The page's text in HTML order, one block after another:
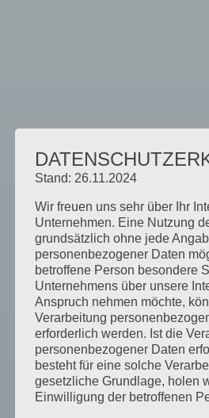
Unsere Heimat - Ihr
Stand: 26.11.2024
Wir freuen uns sehr über Ihr
Unternehmen. Eine Nutzung
grundsätzlich ohne jede
personenbezogener Daten
betroffene Person besondere
Unternehmens über unsere
Anspruch nehmen möchte,
Verarbeitung
erforderlich werden. Ist die
personenbezogener Daten
besteht für eine solche
gesetzliche Grundlage, holen
Einwilligung der betroffenen